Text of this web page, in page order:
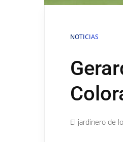
NOTICIAS
El jardinero de